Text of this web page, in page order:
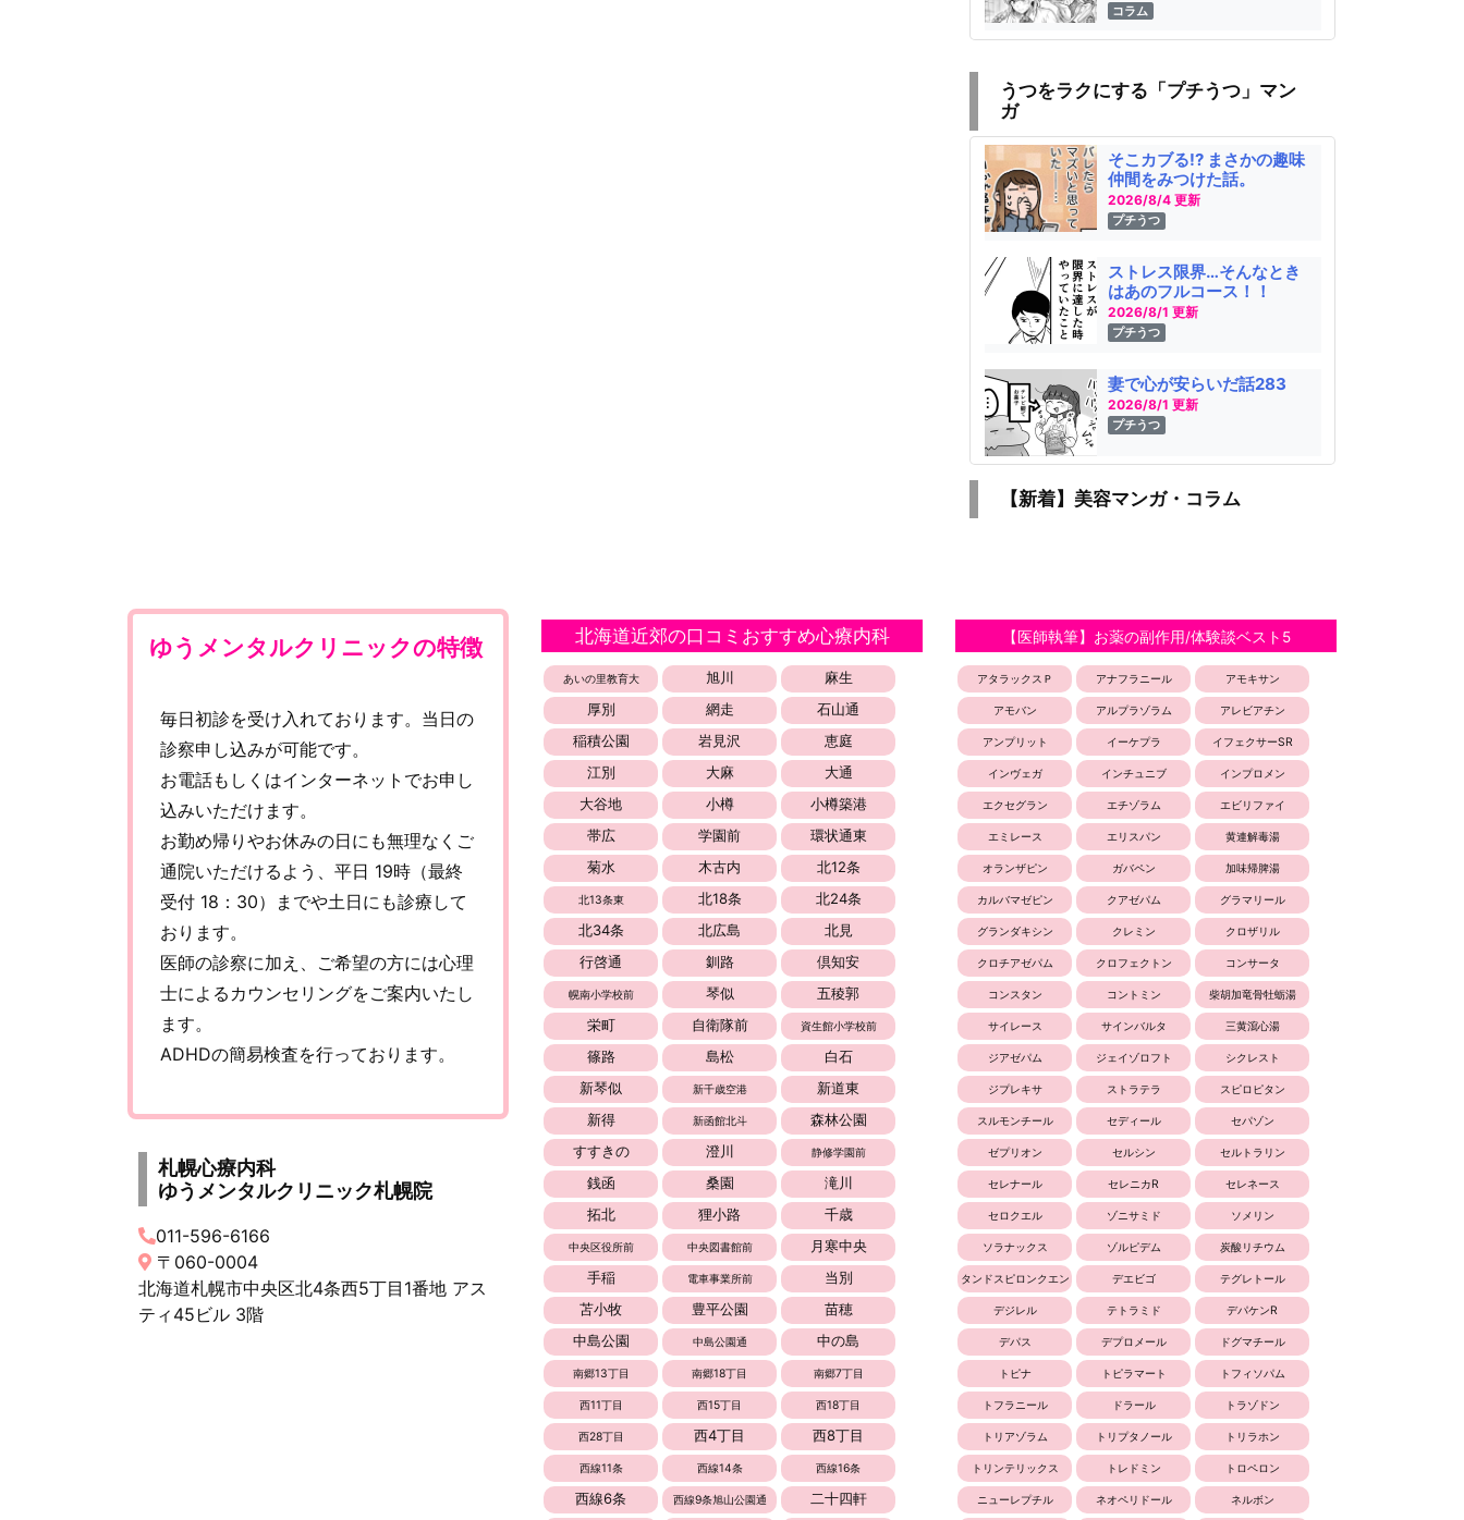
コラム
うつをラクにする「プチうつ」マン
ガ
そこカブる!? まさかの趣味
仲間をみつけた話。
2026/8/4 更新
プチうつ
ストレス限界…そんなとき
はあのフルコース！！
2026/8/1 更新
プチうつ
妻で心が安らいだ話283
2026/8/1 更新
プチうつ
【新着】美容マンガ・コラム
ゆうメンタルクリニックの特徴
毎日初診を受け入れております。当日の
診察申し込みが可能です。
お電話もしくはインターネットでお申し
込みいただけます。
お勤め帰りやお休みの日にも無理なくご
通院いただけるよう、平日 19時（最終
受付 18：30）までや土日にも診療して
おります。
医師の診察に加え、ご希望の方には心理
士によるカウンセリングをご案内いたし
ます。
ADHDの簡易検査を行っております。
札幌心療内科
ゆうメンタルクリニック札幌院
011-596-6166
〒060-0004
北海道札幌市中央区北4条西5丁目1番地 アス
ティ45ビル 3階
北海道近郊の口コミおすすめ心療内科
あいの里教育大 旭川
麻生
厚別
網走
石山通
稲積公園
岩見沢
恵庭
江別
大麻
大通
大谷地
小樽
小樽築港
帯広
学園前
環状通東
菊水
木古内 北12条
北13条東 北18条
北24条
北34条
北広島
北見
行啓通
釧路 倶知安
幌南小学校前 琴似
五稜郭
栄町
自衛隊前 資生館小学校前
篠路 島松
白石
新琴似
新千歳空港
新道東
新得
新函館北斗
森林公園
すすきの
澄川 静修学園前
銭函 桑園
滝川
拓北
狸小路 千歳
中央区役所前 中央図書館前
月寒中央
手稲
電車事業所前
当別
苫小牧
豊平公園
苗穂
中島公園
中島公園通 中の島
南郷13丁目 南郷18丁目 南郷7丁目
西11丁目 西15丁目 西18丁目
西28丁目 西4丁目 西8丁目
西線11条 西線14条 西線16条
西線6条 西線9条旭山公園通 二十四軒
【医師執筆】お薬の副作用/体験談ベスト5
アタラックスＰ アナフラニール アモキサン
アモバン アルプラゾラム アレビアチン
アンプリット イーケプラ イフェクサーSR
インヴェガ インチュニブ インプロメン
エクセグラン エチゾラム エビリファイ
エミレース エリスパン 黄連解毒湯
オランザピン ガバペン 加味帰脾湯
カルバマゼピン クアゼパム グラマリール
グランダキシン クレミン クロザリル
クロチアゼパム クロフェクトン コンサータ
コンスタン コントミン 柴胡加竜骨牡蛎湯
サイレース サインバルタ 三黄瀉心湯
ジアゼパム ジェイゾロフト シクレスト
ジプレキサ ストラテラ スピロピタン
スルモンチール セディール セパゾン
ゼプリオン セルシン セルトラリン
セレナール セレニカR セレネース
セロクエル ゾニサミド ソメリン
ソラナックス ゾルピデム 炭酸リチウム
タンドスピロンクエン
酸塩
デエビゴ テグレトール
デジレル テトラミド デパケンR
デパス デプロメール ドグマチール
トピナ トピラマート トフィソパム
トフラニール ドラール トラゾドン
トリアゾラム トリプタノール トリラホン
トリンテリックス トレドミン トロペロン
ニューレプチル ネオペリドール ネルボン